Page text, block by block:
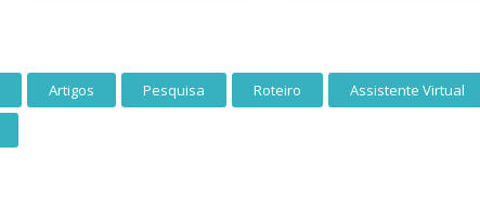
Artigos Pesquisa Roteiro Assistente Virtual